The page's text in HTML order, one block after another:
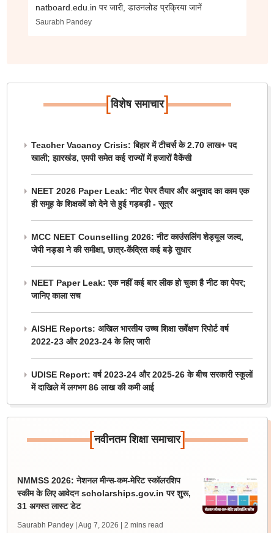
natboard.edu.in पर जारी, डाउनलोड प्रक्रिया जानें
Saurabh Pandey
[विशेष समाचार]
Teacher Vacancy Crisis: बिहार में टीचर्स के 2.70 लाख+ पद
खाली; झारखंड, एमपी समेत कई राज्यों में हजारों वैकेंसी
NEET 2026 Paper Leak: नीट पेपर तैयार और अनुवाद का काम एक
ही समूह के शिक्षकों को देने से हुई गड़बड़ी - सूत्र
MCC NEET Counselling 2026: नीट काउंसलिंग शेड्यूल जल्द,
जेपी नड्डा ने की समीक्षा, छात्र-केंद्रित कई बड़े सुधार
NEET Paper Leak: एक नहीं कई बार लीक हो चुका है नीट का पेपर;
जानिए काला सच
AISHE Reports: अखिल भारतीय उच्च शिक्षा सर्वेक्षण रिपोर्ट वर्ष
2022-23 और 2023-24 के लिए जारी
UDISE Report: वर्ष 2023-24 और 2025-26 के बीच सरकारी स्कूलों
में दाखिले में लगभग 86 लाख की कमी आई
[नवीनतम शिक्षा समाचार]
NMMSS 2026: नेशनल मीन्स-कम-मेरिट स्कॉलरशिप
स्कीम के लिए आवेदन scholarships.gov.in पर शुरू,
31 अगस्त लास्ट डेट
Saurabh Pandey | Aug 7, 2026 | 2 mins read